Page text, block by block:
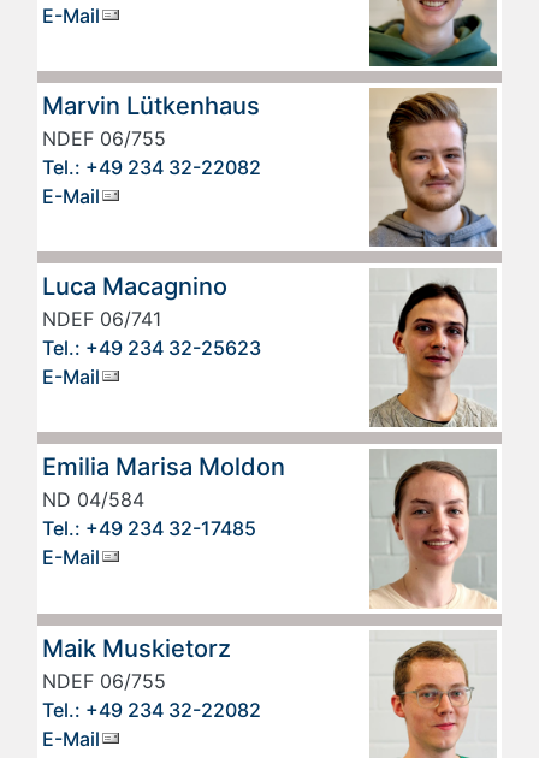
E-Mail
Marvin Lütkenhaus
NDEF 06/755
Tel.: +49 234 32-22082
E-Mail
Luca Macagnino
NDEF 06/741
Tel.: +49 234 32-25623
E-Mail
Emilia Marisa Moldon
ND 04/584
Tel.: +49 234 32-17485
E-Mail
Maik Muskietorz
NDEF 06/755
Tel.: +49 234 32-22082
E-Mail